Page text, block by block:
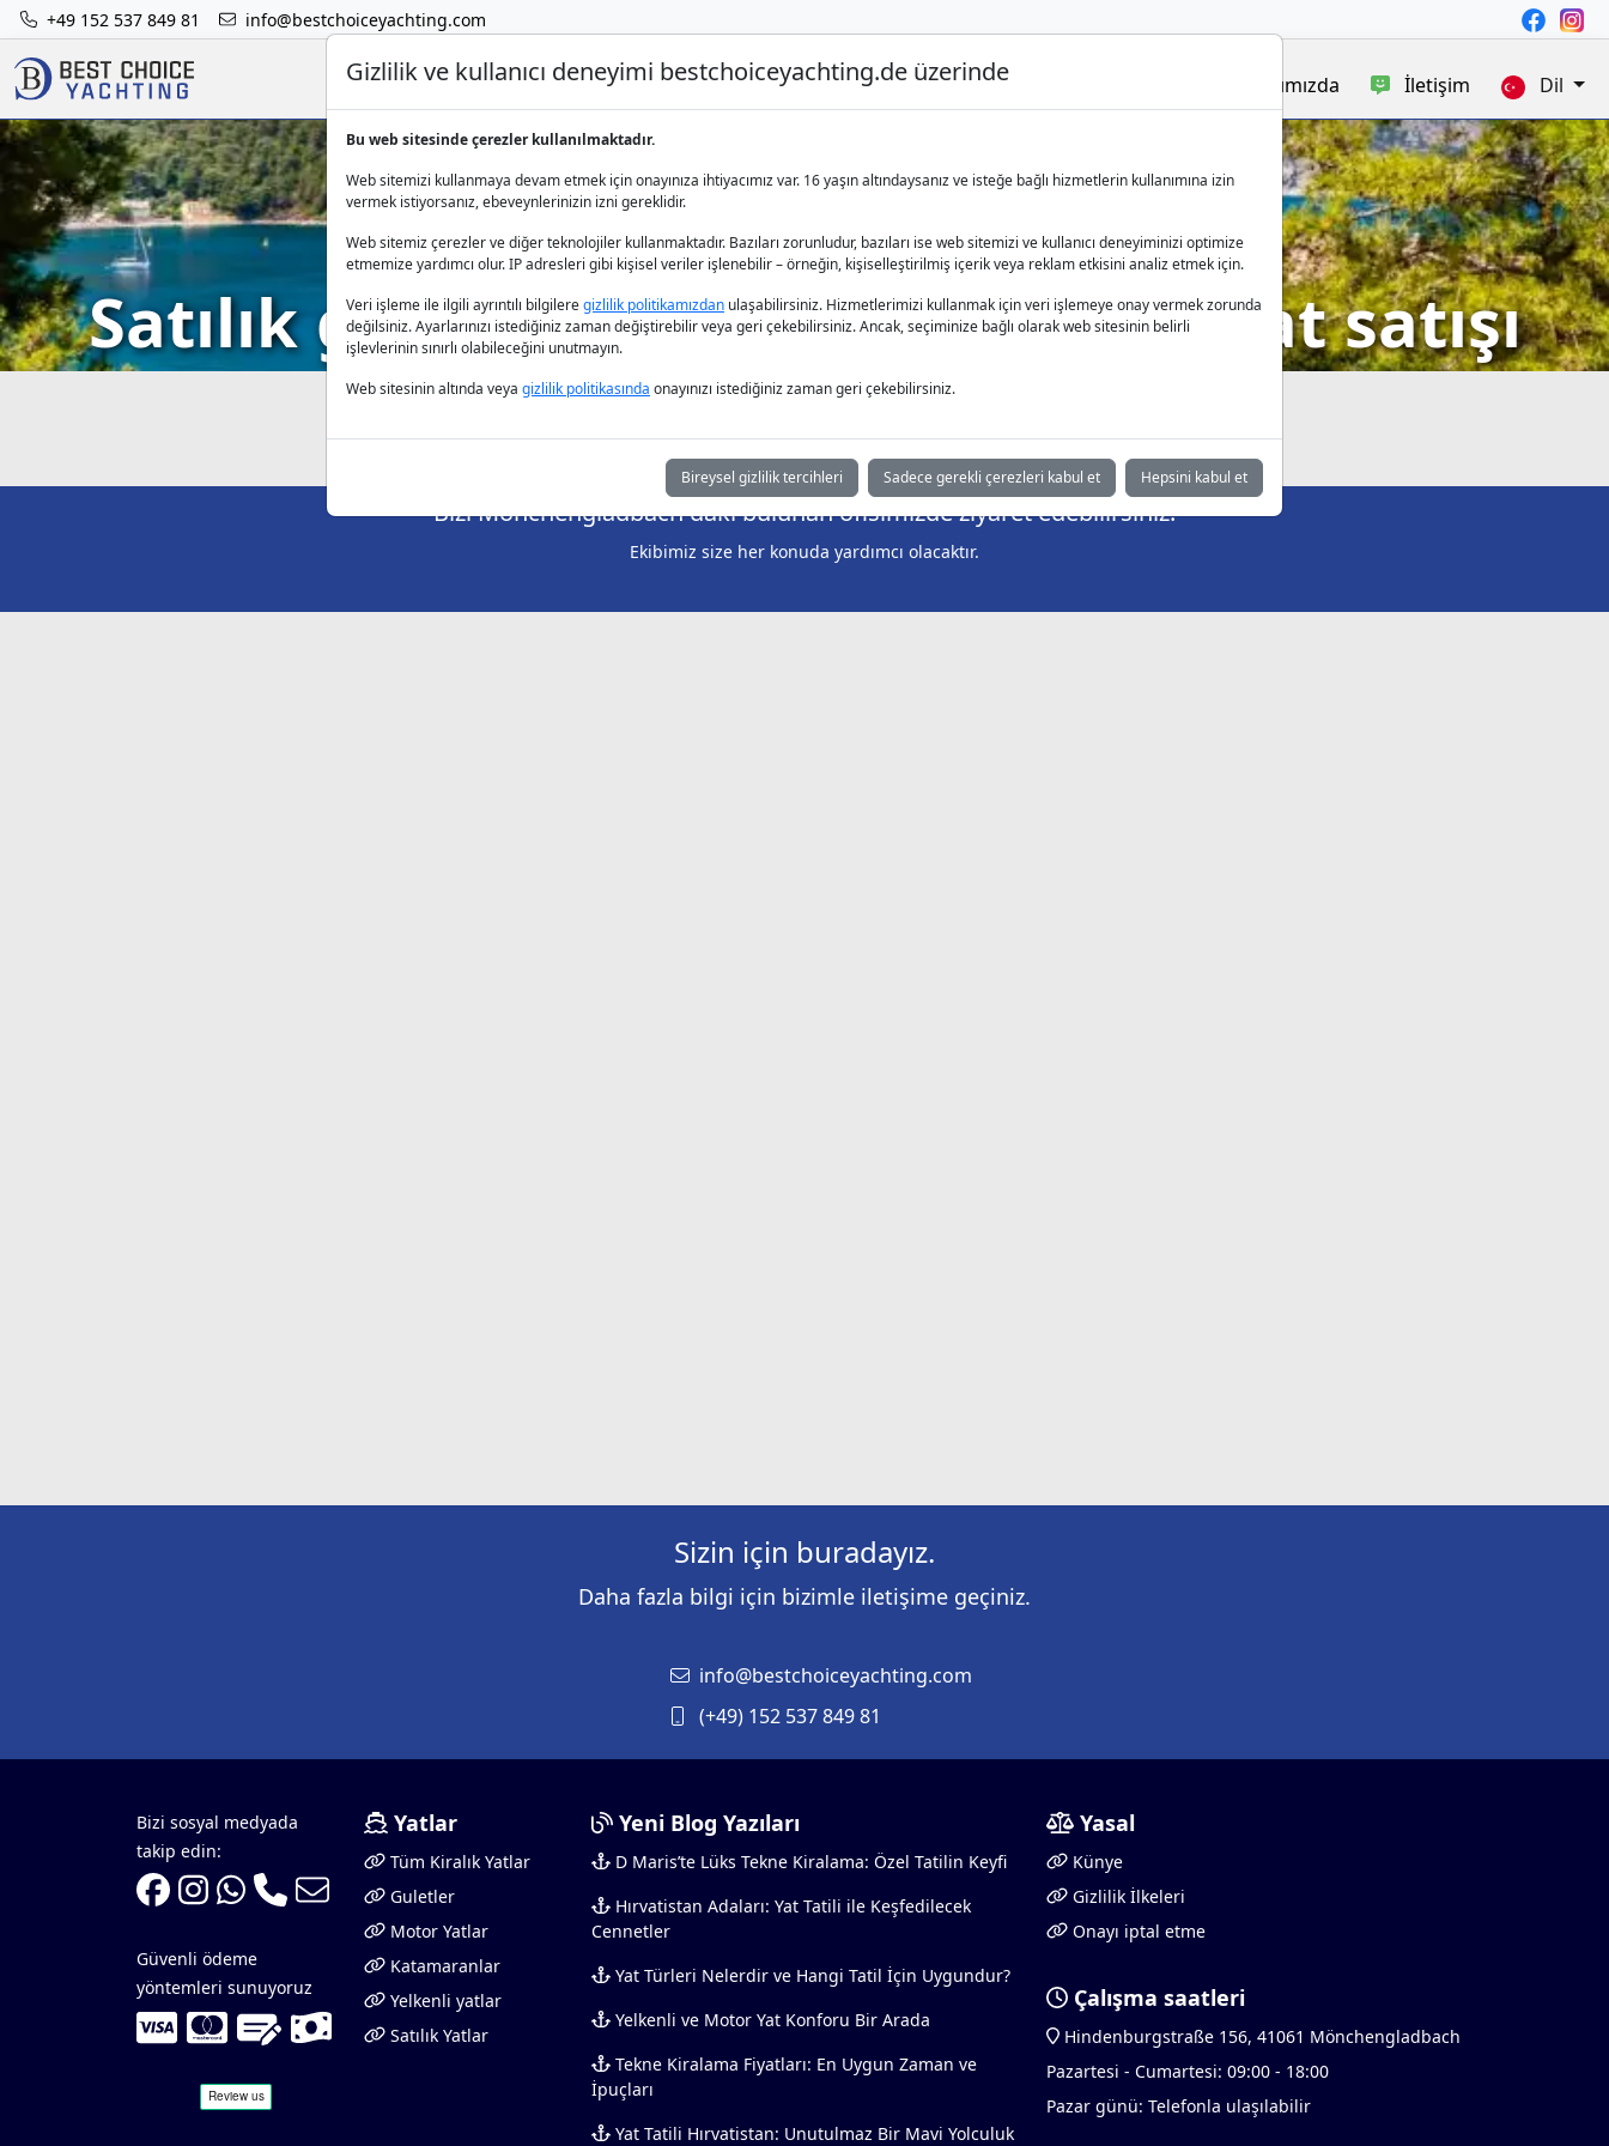
+49 152 537 849 81 info@bestchoiceyachting.com
Lüks Yat Charter Yat Kiralama Hakkımızda İletişim Dil
Satılık guletler - Lüks ve konforlu yat satışı
Bizi Mönchengladbach daki bulunan ofisimizde ziyaret edebilirsiniz.
Ekibimiz size her konuda yardımcı olacaktır.
Sizin için buradayız.
Daha fazla bilgi için bizimle iletişime geçiniz.
info@bestchoiceyachting.com
(+49) 152 537 849 81
Bizi sosyal medyada
takip edin:
Güvenli ödeme
yöntemleri sunuyoruz
Yatlar
Tüm Kiralık Yatlar
Guletler
Motor Yatlar
Katamaranlar
Yelkenli yatlar
Satılık Yatlar
Yeni Blog Yazıları
D Maris’te Lüks Tekne Kiralama: Özel Tatilin Keyfi
Hırvatistan Adaları: Yat Tatili ile Keşfedilecek
Cennetler
Yat Türleri Nelerdir ve Hangi Tatil İçin Uygundur?
Yelkenli ve Motor Yat Konforu Bir Arada
Tekne Kiralama Fiyatları: En Uygun Zaman ve
İpuçları
Yat Tatili Hırvatistan: Unutulmaz Bir Mavi Yolculuk
Yasal
Künye
Gizlilik İlkeleri
Onayı iptal etme
Çalışma saatleri
Hindenburgstraße 156, 41061 Mönchengladbach
Pazartesi - Cumartesi: 09:00 - 18:00
Pazar günü: Telefonla ulaşılabilir
Gizlilik ve kullanıcı deneyimi bestchoiceyachting.de üzerinde
Bu web sitesinde çerezler kullanılmaktadır.
Web sitemizi kullanmaya devam etmek için onayınıza ihtiyacımız var. 16 yaşın altındaysanız ve isteğe bağlı hizmetlerin kullanımına izin
vermek istiyorsanız, ebeveynlerinizin izni gereklidir.
Web sitemiz çerezler ve diğer teknolojiler kullanmaktadır. Bazıları zorunludur, bazıları ise web sitemizi ve kullanıcı deneyiminizi optimize
etmemize yardımcı olur. IP adresleri gibi kişisel veriler işlenebilir – örneğin, kişiselleştirilmiş içerik veya reklam etkisini analiz etmek için.
Veri işleme ile ilgili ayrıntılı bilgileregizlilik politikamızdan ulaşabilirsiniz. Hizmetlerimizi kullanmak için veri işlemeye onay vermek zorunda
değilsiniz. Ayarlarınızı istediğiniz zaman değiştirebilir veya geri çekebilirsiniz. Ancak, seçiminize bağlı olarak web sitesinin belirli
işlevlerinin sınırlı olabileceğini unutmayın.
Web sitesinin altında veya gizlilik politikasında onayınızı istediğiniz zaman geri çekebilirsiniz.
Bireysel gizlilik tercihleri Sadece gerekli çerezleri kabul et Hepsini kabul et